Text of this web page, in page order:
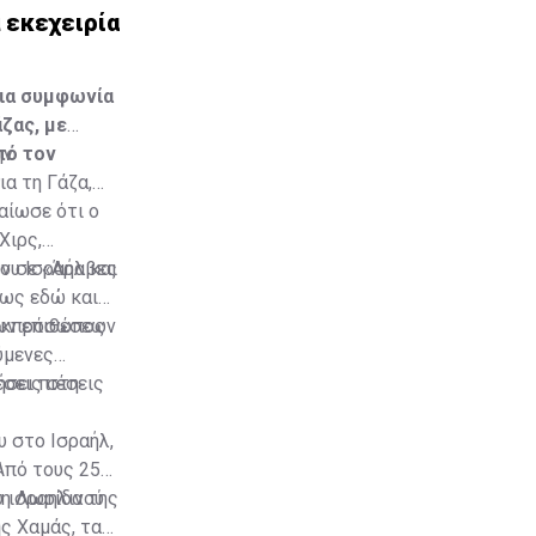
συμφωνία
με
τον
τη Γάζα,
ότι ο
σε «Άραβες
Ισραήλ και
εδώ και
επιθέσεων
στη
πιέσεις
στο Ισραήλ,
τους 251
Λωρίδα της
Χαμάς, τα